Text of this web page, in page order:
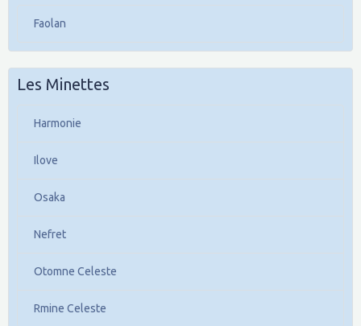
Faolan
Les Minettes
Harmonie
Ilove
Osaka
Nefret
Otomne Celeste
Rmine Celeste